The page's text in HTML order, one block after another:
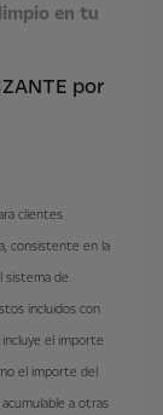
en tu
por
clientes
consistente en la
sistema de
incluidos con
el importe
el importe del
a otras